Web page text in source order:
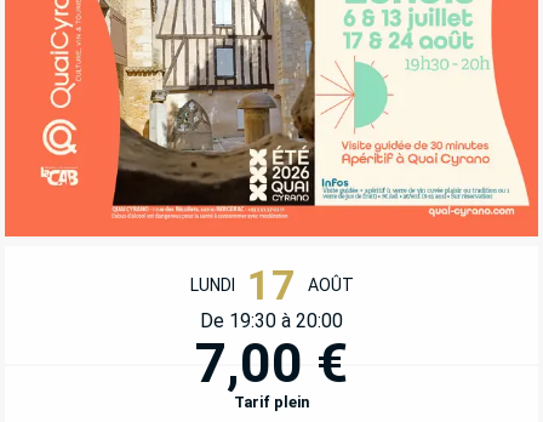
OUVERTURE ET COORDONNÉES
LUNDI 17 AOÛT
De 19:30 à 20:00
7,00 €
Tarif plein